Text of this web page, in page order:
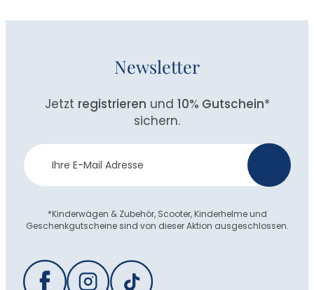
Newsletter
Jetzt registrieren und 10% Gutschein*
sichern.
Newsletter
Anmeldung
*Kinderwägen & Zubehör, Scooter, Kinderhelme und
Geschenkgutscheine sind von dieser Aktion ausgeschlossen.